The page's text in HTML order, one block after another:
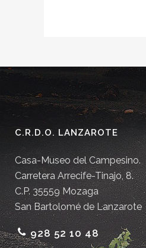
C.R.D.O. LANZAROTE
Casa-Museo del Campesino.
Carretera Arrecife-Tinajo, 8.
C.P. 35559 Mozaga
San Bartolomé de Lanzarote
928 52 10 48